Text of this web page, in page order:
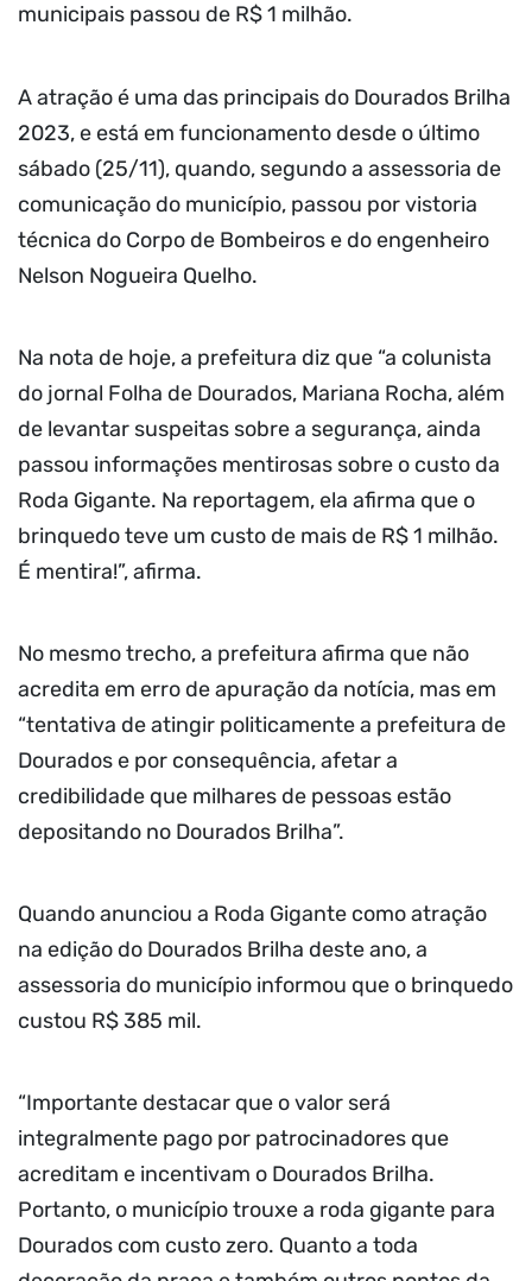
municipais passou de R$ 1 milhão.
A atração é uma das principais do Dourados Brilha
2023, e está em funcionamento desde o último
sábado (25/11), quando, segundo a assessoria de
comunicação do município, passou por vistoria
técnica do Corpo de Bombeiros e do engenheiro
Nelson Nogueira Quelho.
Na nota de hoje, a prefeitura diz que “a colunista
do jornal Folha de Dourados, Mariana Rocha, além
de levantar suspeitas sobre a segurança, ainda
passou informações mentirosas sobre o custo da
Roda Gigante. Na reportagem, ela afirma que o
brinquedo teve um custo de mais de R$ 1 milhão.
É mentira!”, afirma.
No mesmo trecho, a prefeitura afirma que não
acredita em erro de apuração da notícia, mas em
“tentativa de atingir politicamente a prefeitura de
Dourados e por consequência, afetar a
credibilidade que milhares de pessoas estão
depositando no Dourados Brilha”.
Quando anunciou a Roda Gigante como atração
na edição do Dourados Brilha deste ano, a
assessoria do município informou que o brinquedo
custou R$ 385 mil.
“Importante destacar que o valor será
integralmente pago por patrocinadores que
acreditam e incentivam o Dourados Brilha.
Portanto, o município trouxe a roda gigante para
Dourados com custo zero. Quanto a toda